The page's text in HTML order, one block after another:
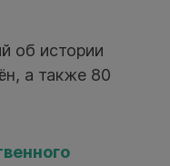
об истории
а также 80